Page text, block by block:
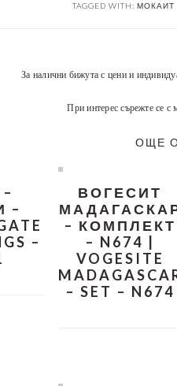
TAGGED WITH: МОКАИТ |
За налични бижута с цени и
При интерес сърежте се с
ОЩЕ
–
–
ВОГЕСИТ
– КОМПЛЕКТ
– N674 |
VOGESITE
– SET – N674